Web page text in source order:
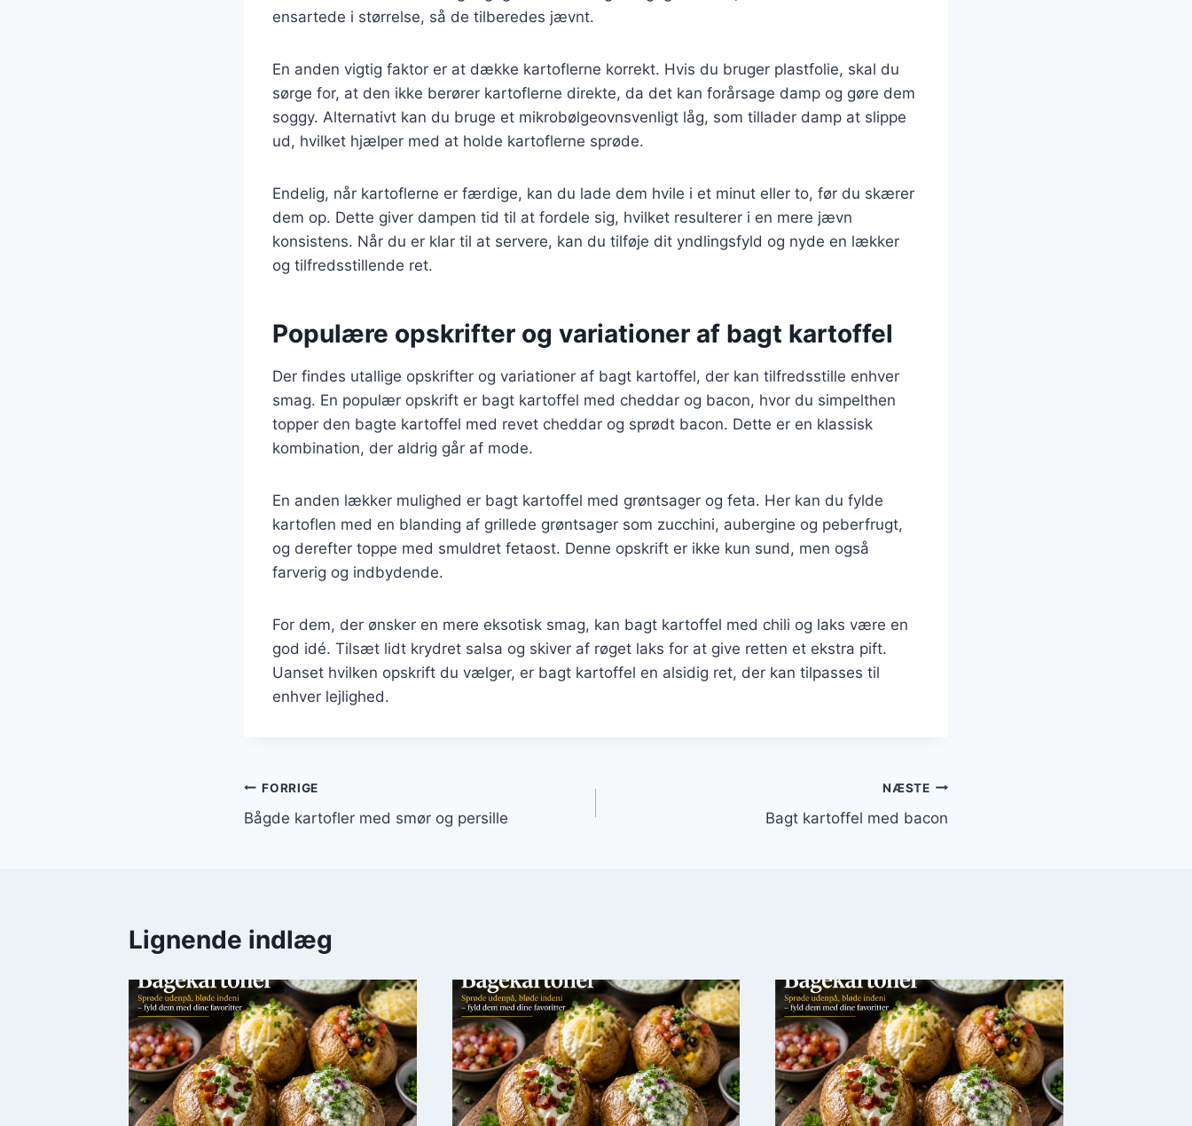
ensartede i størrelse, så de tilberedes jævnt.
En anden vigtig faktor er at dække kartoflerne korrekt. Hvis du bruger plastfolie, skal du
sørge for, at den ikke berører kartoflerne direkte, da det kan forårsage damp og gøre dem
soggy. Alternativt kan du bruge et mikrobølgeovnsvenligt låg, som tillader damp at slippe
ud, hvilket hjælper med at holde kartoflerne sprøde.
Endelig, når kartoflerne er færdige, kan du lade dem hvile i et minut eller to, før du skærer
dem op. Dette giver dampen tid til at fordele sig, hvilket resulterer i en mere jævn
konsistens. Når du er klar til at servere, kan du tilføje dit yndlingsfyld og nyde en lækker
og tilfredsstillende ret.
Populære opskrifter og variationer af bagt kartoffel
Der findes utallige opskrifter og variationer af bagt kartoffel, der kan tilfredsstille enhver
smag. En populær opskrift er bagt kartoffel med cheddar og bacon, hvor du simpelthen
topper den bagte kartoffel med revet cheddar og sprødt bacon. Dette er en klassisk
kombination, der aldrig går af mode.
En anden lækker mulighed er bagt kartoffel med grøntsager og feta. Her kan du fylde
kartoflen med en blanding af grillede grøntsager som zucchini, aubergine og peberfrugt,
og derefter toppe med smuldret fetaost. Denne opskrift er ikke kun sund, men også
farverig og indbydende.
For dem, der ønsker en mere eksotisk smag, kan bagt kartoffel med chili og laks være en
god idé. Tilsæt lidt krydret salsa og skiver af røget laks for at give retten et ekstra pift.
Uanset hvilken opskrift du vælger, er bagt kartoffel en alsidig ret, der kan tilpasses til
enhver lejlighed.
Indlægsnavigation
FORRIGE
Bågde kartofler med smør og persille
NÆSTE
Bagt kartoffel med bacon
Lignende indlæg